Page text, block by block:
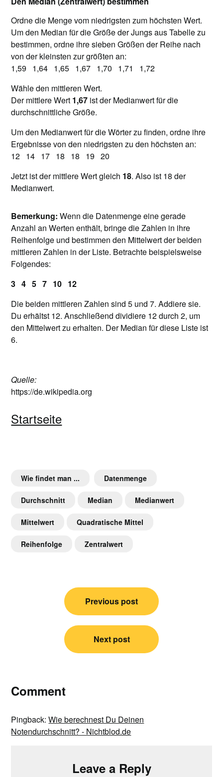
Ordne die Menge vom niedrigsten zum höchsten Wert.
Um den Median für die Größe der Jungs aus Tabelle zu
bestimmen, ordne ihre sieben Größen der Reihe nach
von der kleinsten zur größten an:
1,59 1,64 1,65 1,67 1,70 1,71 1,72
Wähle den mittleren Wert.
Der mittlere Wert 1,67 ist der Medianwert für die
durchschnittliche Größe.
Um den Medianwert für die Wörter zu finden, ordne ihre
Ergebnisse von den niedrigsten zu den höchsten an:
12 14 17 18 18 19 20
Jetzt ist der mittlere Wert gleich 18. Also ist 18 der
Medianwert.
Bemerkung: Wenn die Datenmenge eine gerade
Anzahl an Werten enthält, bringe die Zahlen in ihre
Reihenfolge und bestimmen den Mittelwert der beiden
mittleren Zahlen in der Liste. Betrachte beispielsweise
Folgendes:
3 4 5 7 10 12
Die beiden mittleren Zahlen sind 5 und 7. Addiere sie.
Du erhältst 12. Anschließend dividiere 12 durch 2, um
den Mittelwert zu erhalten. Der Median für diese Liste ist
6.
Quelle:
https://de.wikipedia.org
Startseite
Wie findet man ... Datenmenge
Durchschnitt Median Medianwert
Mittelwert Quadratische Mittel
Reihenfolge Zentralwert
navigation
Previous post
Next post
Comment
Pingback:Wie berechnest Du Deinen
Notendurchschnitt? - Nichtblod.de
Leave a Reply